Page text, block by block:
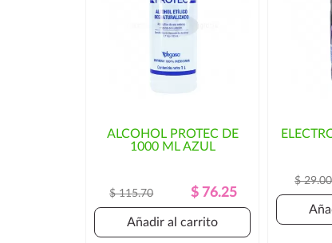
ALCOHOL PROTEC DE
1000 ML AZUL
Precio
Regular
$ 115.70 Precio$ 76.25
Añadir al carrito
$ 29.00